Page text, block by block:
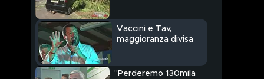
Vaccini e Tav,
maggioranza divisa
"Perderemo 130mila